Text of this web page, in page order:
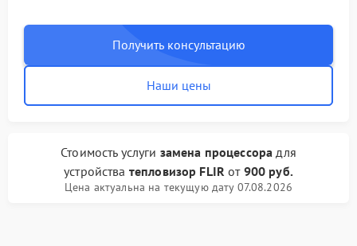
Получить консультацию
Наши цены
Стоимость услуги замена процессора для
устройства тепловизор FLIR от 900 руб.
Цена актуальна на текущую дату 07.08.2026